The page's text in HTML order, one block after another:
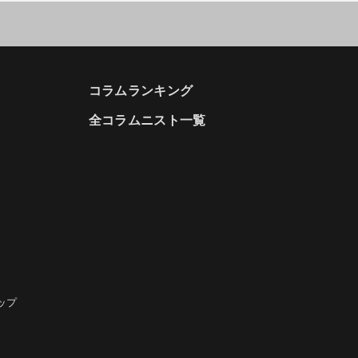
コラムランキング
全コラムニスト一覧
プ